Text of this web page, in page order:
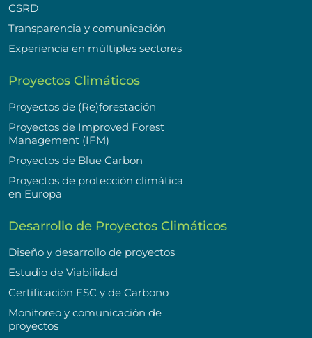
CSRD
Transparencia y comunicación
Experiencia en múltiples sectores
Proyectos Climáticos
Proyectos de (Re)forestación
Proyectos de Improved Forest
Management (IFM)
Proyectos de Blue Carbon
Proyectos de protección climática
en Europa
Desarrollo de Proyectos Climáticos
Diseño y desarrollo de proyectos
Estudio de Viabilidad
Certificación FSC y de Carbono
Monitoreo y comunicación de
proyectos